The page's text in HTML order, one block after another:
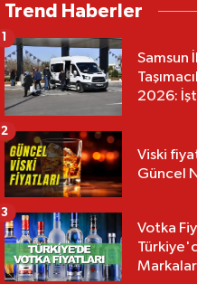
Trend Haberler
Samsun
2026:
1
Viski
Güncel
2
Votka
3